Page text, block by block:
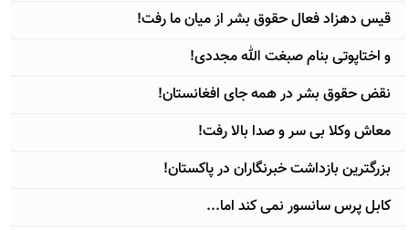
قيس دهزاد فعال حقوق بشر از ميان ما رفت!
و اختاپوتی بنام صبغت الله مجددی!
نقض حقوق بشر در همه جای افغانستان!
معاش وکلا بی سر و صدا بالا رفت!
بزرگترين بازداشت خبرنگاران در پاکستان!
کابل پرس سانسور نمی کند اما...